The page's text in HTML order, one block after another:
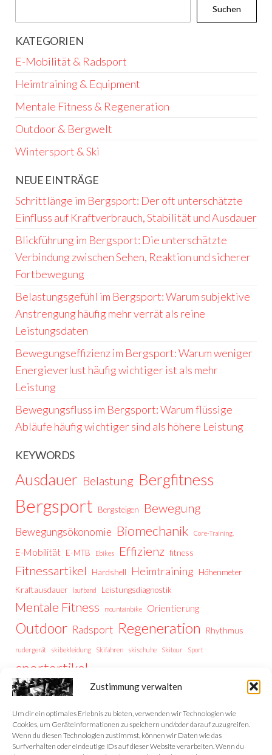
Zustimmung verwalten
Um dir ein optimales Erlebnis zu bieten, verwenden wir Technologien wie
Cookies, um Geräteinformationen zu speichern und/oder darauf zuzugreifen.
Wenn du diesen Technologien zustimmst, können wir Daten wie das
Surfverhalten oder eindeutige IDs auf dieser Website verarbeiten. Wenn du
Suchen
KATEGORIEN
E-Mobilität & Radsport
Heimtraining & Equipment
Mentale Fitness & Regeneration
Outdoor & Bergwelt
Wintersport & Ski
NEUE EINTRÄGE
Schrittlänge im Bergsport: Der oft unterschätzte
Einfluss auf Kraftverbrauch, Stabilität und Ausdauer
Blickführung im Bergsport: Die unterschätzte
Verbindung zwischen Sehen, Reaktion und sicherer
Fortbewegung
Belastungsgefühl im Bergsport: Warum subjektive
Anstrengung häufig mehr verrät als reine
Leistungsdaten
Bewegungseffizienz im Bergsport: Warum weniger
Energieverlust häufig wichtiger ist als mehr
Leistung
Bewegungsfluss im Bergsport: Warum flüssige
Abläufe häufig wichtiger sind als höhere Leistung
KEYWORDS
Ausdauer Belastung Bergfitness
Bergsport Bergsteigen Bewegung
Bewegungsökonomie Biomechanik Core-Training.
E-Mobilität E-MTB Ebikes Effizienz fitness
Fitnessartikel Hardshell Heimtraining
Höhenmeter
Kraftausdauer
laufband Leistungsdiagnostik
Mentale Fitness mountainbike Orientierung
Outdoor Radsport Regeneration Rhythmus
rudergerät skibekleidung Skifahren skischuhe Skitour Sport
sportartikel
Trainingssteuerung
Trainingstipps Trekking Trekking Vorbereitung